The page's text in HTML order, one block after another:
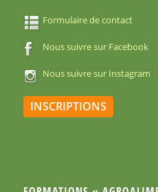
Formulaire de contact
Nous suivre sur Facebook
Nous suivre sur Instagram
INSCRIPTIONS